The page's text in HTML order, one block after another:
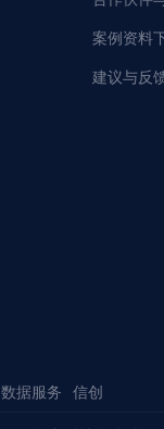
案例资料
建议与反
数据服务 信创